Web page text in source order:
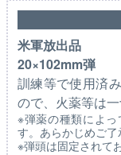
米軍放出品
20×102mm弾
訓練等で使用済
ので、火薬等は
※弾薬の種類によ
す。あらかじめご了
※弾頭は固定されて